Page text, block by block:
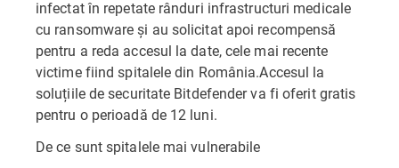
infectat în repetate rânduri infrastructuri medicale
cu ransomware și au solicitat apoi recompensă
pentru a reda accesul la date, cele mai recente
victime fiind spitalele din România.Accesul la
soluțiile de securitate Bitdefender va fi oferit gratis
pentru o perioadă de 12 luni.
De ce sunt spitalele mai vulnerabile